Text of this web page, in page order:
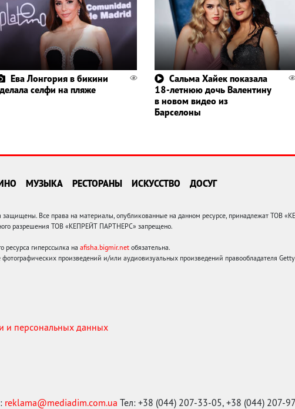
Ева Лонгория в бикини
селфи на пляже
Сальма Хайек показала
18-летнюю дочь Валентину
в новом видео из
Барселоны
МУЗЫКА РЕСТОРАНЫ ИСКУССТВО ДОСУГ
Все права на материалы, опубликованные на данном ресурсе, принадлежат ТОВ
разрешения ТОВ «КЕПРЕЙТ ПАРТНЕРС» запрещено.
гиперссылка на afisha.bigmir.net обязательна.
произведений и/или аудиовизуальных произведений правообладателя Getty
и персональных данных
reklama@mediadim.com.ua Тел: +38 (044) 207-33-05, +38 (044) 207-